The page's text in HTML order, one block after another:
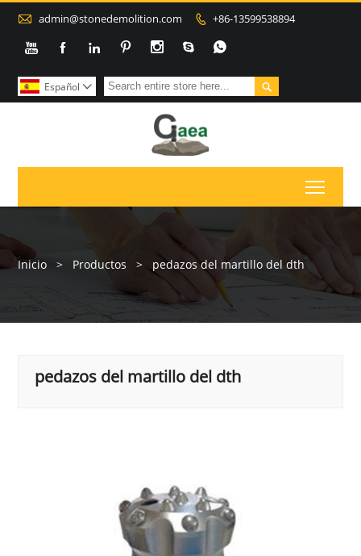
 admin@stonedemolition.com  +86-13599538894
      

Español 
Inicio > Productos > pedazos del martillo del dth
pedazos del martillo del dth